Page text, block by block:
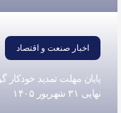
اخبار صنعت و اقتصاد
پایان مهلت تمدید
نهایی ۳۱ شهریور ۱۴۰۵
بگذارید.
کپی